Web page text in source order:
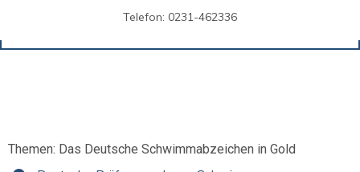
Telefon: 0231-462336
Themen: Das Deutsche Schwimmabzeichen in Gold